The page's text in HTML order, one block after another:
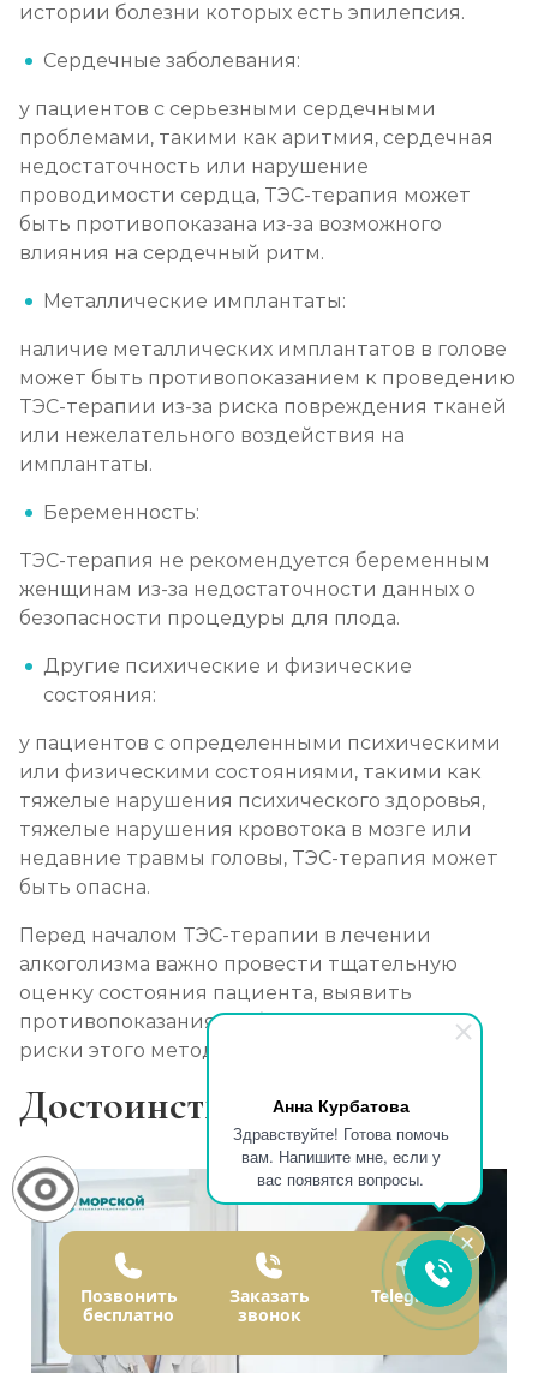
Анна Курбатова
Здравствуйте! Готова помочь
вам. Напишите мне, если у
вас появятся вопросы.
истории болезни которых есть эпилепсия.
Сердечные заболевания:
у пациентов с серьезными сердечными
проблемами, такими как аритмия, сердечная
недостаточность или нарушение
проводимости сердца, ТЭС-терапия может
быть противопоказана из-за возможного
влияния на сердечный ритм.
Металлические имплантаты:
наличие металлических имплантатов в голове
может быть противопоказанием к проведению
ТЭС-терапии из-за риска повреждения тканей
или нежелательного воздействия на
имплантаты.
Беременность:
ТЭС-терапия не рекомендуется беременным
женщинам из-за недостаточности данных о
безопасности процедуры для плода.
Другие психические и физические
состояния:
у пациентов с определенными психическими
или физическими состояниями, такими как
тяжелые нарушения психического здоровья,
тяжелые нарушения кровотока в мозге или
недавние травмы головы, ТЭС-терапия может
быть опасна.
Перед началом ТЭС-терапии в лечении
алкоголизма важно провести тщательную
оценку состояния пациента, выявить
противопоказания и обсудить возможные
риски этого метода лечения с врачом.
Достоинства ТЭС-терапии
Позвонить
бесплатно
Заказать
звонок
Telegram